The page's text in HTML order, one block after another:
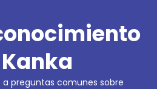
a preguntas comunes sobre